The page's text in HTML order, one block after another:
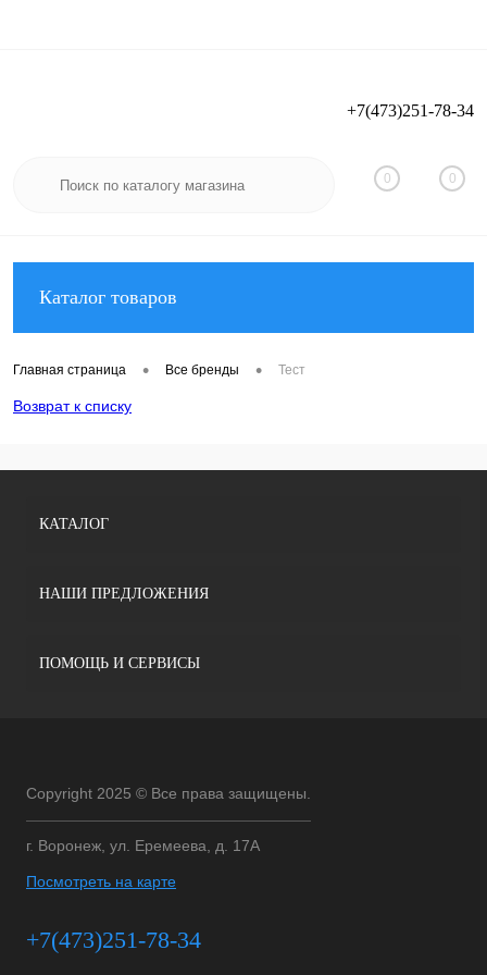
Регистрация
+7(473)251-78-34
0 0
Каталог товаров
Главная страница • Все бренды • Тест
Возврат к списку
КАТАЛОГ
НАШИ ПРЕДЛОЖЕНИЯ
ПОМОЩЬ И СЕРВИСЫ
Copyright 2025 © Все права защищены.
г. Воронеж, ул. Еремеева, д. 17А
Посмотреть на карте
+7(473)251-78-34